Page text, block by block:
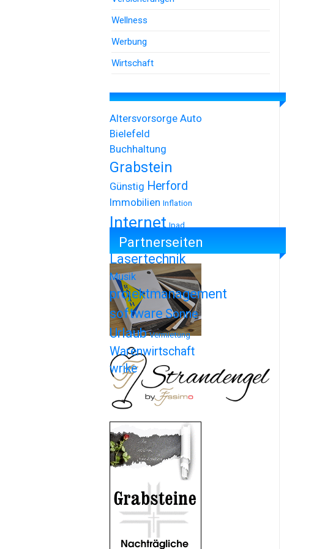
Wellness
Werbung
Wirtschaft
Altersvorsorge Auto
Bielefeld
Buchhaltung
Grabstein
Günstig Herford
Immobilien Inflation
Internet Ipad
Iphone
Lasertechnik
Musik
projektmanagement
softwareSonne
Urlaub Vermietung
Warenwirtschaft
wrike
Partnerseiten